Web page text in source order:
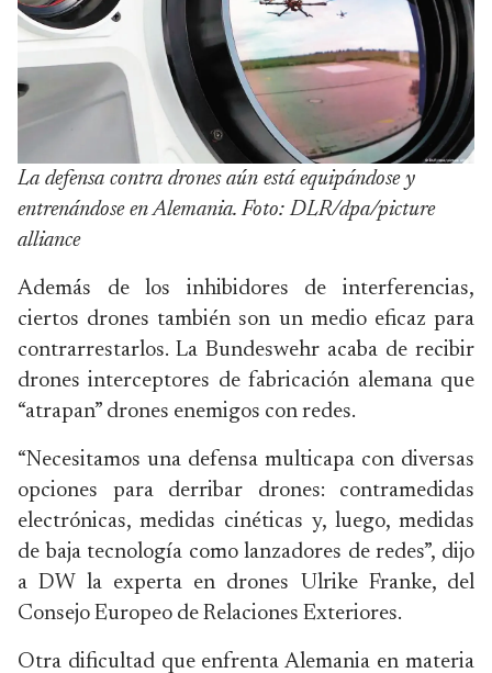
La defensa contra drones aún está equipándose y
entrenándose en Alemania. Foto: DLR/dpa/picture
alliance
Además de los inhibidores de interferencias,
ciertos drones también son un medio eficaz para
contrarrestarlos. La Bundeswehr acaba de recibir
drones interceptores de fabricación alemana que
“atrapan” drones enemigos con redes.
“Necesitamos una defensa multicapa con diversas
opciones para derribar drones: contramedidas
electrónicas, medidas cinéticas y, luego, medidas
de baja tecnología como lanzadores de redes”, dijo
a DW la experta en drones Ulrike Franke, del
Consejo Europeo de Relaciones Exteriores.
Otra dificultad que enfrenta Alemania en materia